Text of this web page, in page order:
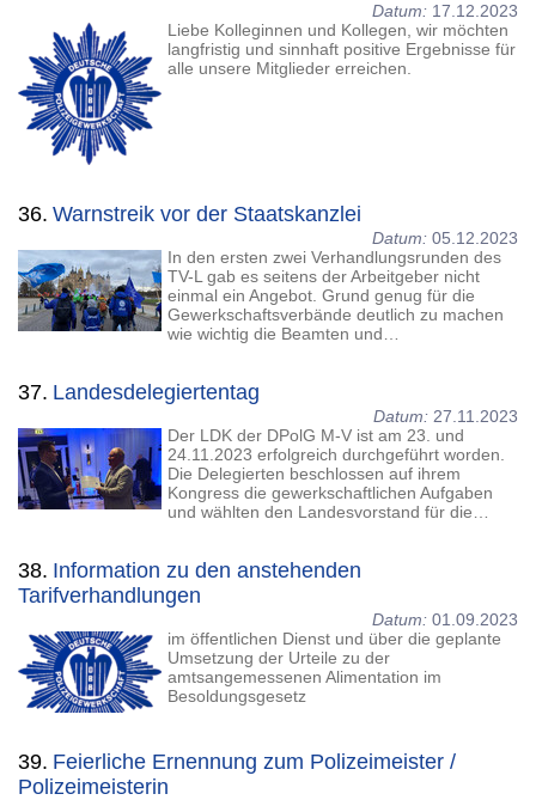
Datum: 17.12.2023
Liebe Kolleginnen und Kollegen, wir möchten
langfristig und sinnhaft positive Ergebnisse für
alle unsere Mitglieder erreichen.
36. Warnstreik vor der Staatskanzlei
Datum: 05.12.2023
In den ersten zwei Verhandlungsrunden des
TV-L gab es seitens der Arbeitgeber nicht
einmal ein Angebot. Grund genug für die
Gewerkschaftsverbände deutlich zu machen
wie wichtig die Beamten und…
37. Landesdelegiertentag
Datum: 27.11.2023
Der LDK der DPolG M-V ist am 23. und
24.11.2023 erfolgreich durchgeführt worden.
Die Delegierten beschlossen auf ihrem
Kongress die gewerkschaftlichen Aufgaben
und wählten den Landesvorstand für die…
38. Information zu den anstehenden
Tarifverhandlungen
Datum: 01.09.2023
im öffentlichen Dienst und über die geplante
Umsetzung der Urteile zu der
amtsangemessenen Alimentation im
Besoldungsgesetz
39. Feierliche Ernennung zum Polizeimeister /
Polizeimeisterin